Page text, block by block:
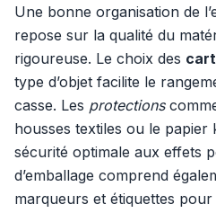
Une bonne organisation de
repose sur la qualité du
rigoureuse. Le choix des
type d’objet facilite le
casse. Les protections
housses textiles ou le papier
sécurité optimale aux effets
d’emballage comprend
marqueurs et étiquettes